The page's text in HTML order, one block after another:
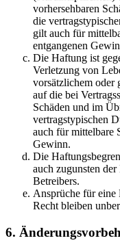
vorhersehbaren
die
gilt auch für
entgangenen
Die Haftung ist
Verletzung von
vorsätzlichem oder
auf die bei
Schäden und im
vertragstypischen
auch für mittelbare
Gewinn.
Die
auch zugunsten
Betreibers.
Ansprüche für eine
Recht bleiben
6.